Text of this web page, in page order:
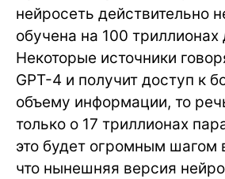
нейросеть действительно
обучена на 100 триллионах
Некоторые источники
GPT-4 и получит доступ к
объему информации, то
только о 17 триллионах
это будет огромным шагом
что нынешняя версия